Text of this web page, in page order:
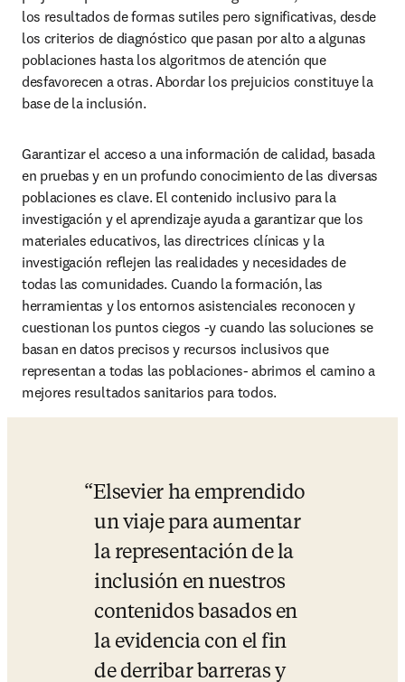
los resultados de formas sutiles pero significativas, desde
los criterios de diagnóstico que pasan por alto a algunas
poblaciones hasta los algoritmos de atención que
desfavorecen a otras. Abordar los prejuicios constituye la
base de la inclusión.
Garantizar el acceso a una información de calidad, basada
en pruebas y en un profundo conocimiento de las diversas
poblaciones es clave. El contenido inclusivo para la
investigación y el aprendizaje ayuda a garantizar que los
materiales educativos, las directrices clínicas y la
investigación reflejen las realidades y necesidades de
todas las comunidades. Cuando la formación, las
herramientas y los entornos asistenciales reconocen y
cuestionan los puntos ciegos -y cuando las soluciones se
basan en datos precisos y recursos inclusivos que
representan a todas las poblaciones- abrimos el camino a
mejores resultados sanitarios para todos.
Elsevier ha emprendido
un viaje para aumentar
la representación de la
inclusión en nuestros
contenidos basados en
la evidencia con el fin
de derribar barreras y